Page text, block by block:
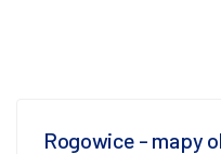
Rogowice - mapy